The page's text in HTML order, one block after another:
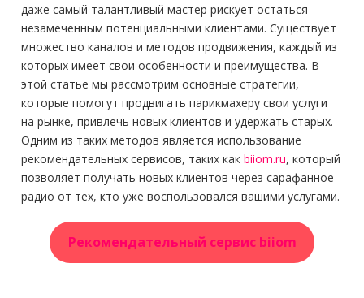
даже самый талантливый мастер рискует остаться
незамеченным потенциальными клиентами. Существует
множество каналов и методов продвижения, каждый из
которых имеет свои особенности и преимущества. В
этой статье мы рассмотрим основные стратегии,
которые помогут продвигать парикмахеру свои услуги
на рынке, привлечь новых клиентов и удержать старых.
Одним из таких методов является использование
рекомендательных сервисов, таких как biiom.ru, который
позволяет получать новых клиентов через сарафанное
радио от тех, кто уже воспользовался вашими услугами.
Рекомендательный сервис biiom